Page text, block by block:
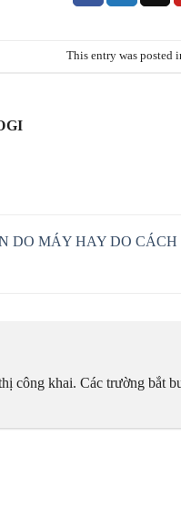
This entry was posted
DO MÁY HAY DO CÁCH
công khai. Các trường bắt